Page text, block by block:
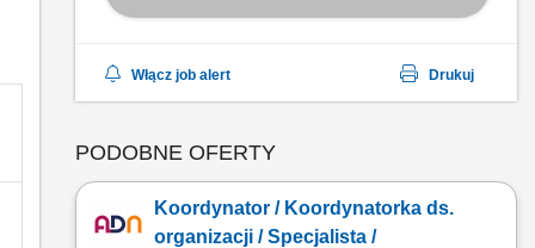
Włącz job alert Drukuj
PODOBNE OFERTY
Koordynator / Koordynatorka ds.
organizacji / Specjalista /